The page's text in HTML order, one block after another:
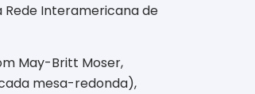
Rede Interamericana de
May-Britt Moser,
mesa-redonda),